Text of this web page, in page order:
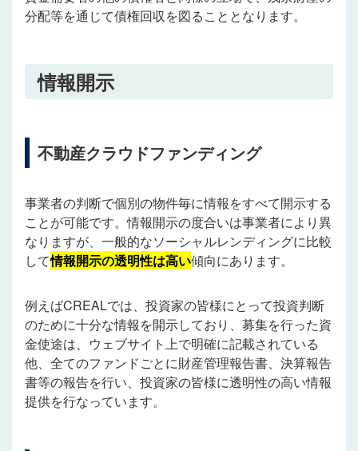
分配等を通じて債権回収を図ることとなります。
情報開示
不動産クラウドファンディング
事業者の判断で個別の物件毎に情報をすべて開示する
ことが可能です。情報開示の度合いは事業者により異
なりますが、一般的なソーシャルレンディングに比較
して情報開示の透明性は高い傾向にあります。
例えばCREALでは、投資家の皆様にとって投資判断
のために十分な情報を開示しており、募集を行った資
金使途は、ウェブサイト上で明確に記載されている
他、全てのファンドごとに財産管理報告書、決算報告
書等の報告を行い、投資家の皆様に透明性の高い情報
提供を行なっています。